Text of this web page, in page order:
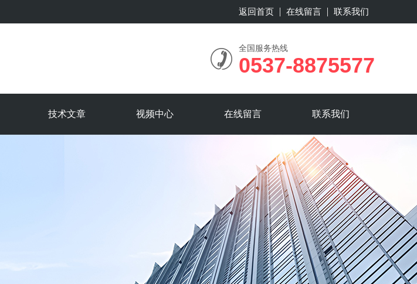
返回首页 在线留言 联系我们
全国服务热线
0537-8875577
技术文章 视频中心 在线留言 联系我们